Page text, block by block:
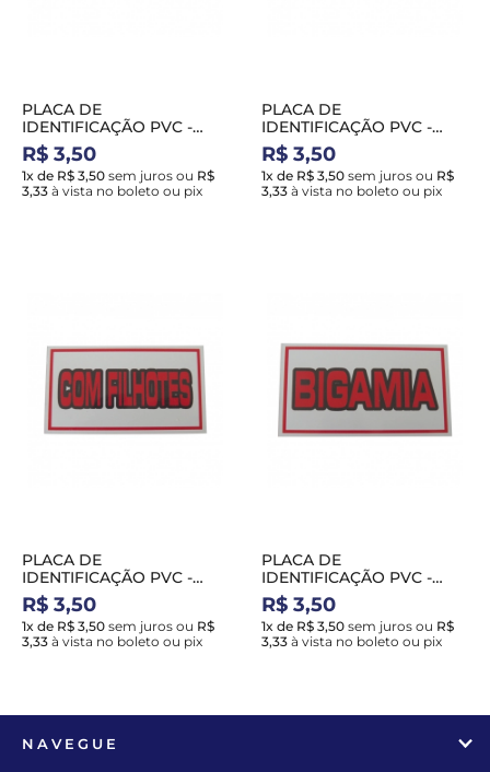
PLACA DE
IDENTIFICAÇÃO PVC -
ADAPTAÇAO ALIMENTAR
R$ 3,50
1x de R$ 3,50 sem juros ou R$
3,33 à vista no boleto ou pix
PLACA DE
IDENTIFICAÇÃO PVC -
ATENÇÃO ESPECIAL
R$ 3,50
1x de R$ 3,50 sem juros ou R$
3,33 à vista no boleto ou pix
PLACA DE
IDENTIFICAÇÃO PVC -
COM FILHOTES
R$ 3,50
1x de R$ 3,50 sem juros ou R$
3,33 à vista no boleto ou pix
PLACA DE
IDENTIFICAÇÃO PVC -
BIGAMIA
R$ 3,50
1x de R$ 3,50 sem juros ou R$
3,33 à vista no boleto ou pix
NAVEGUE